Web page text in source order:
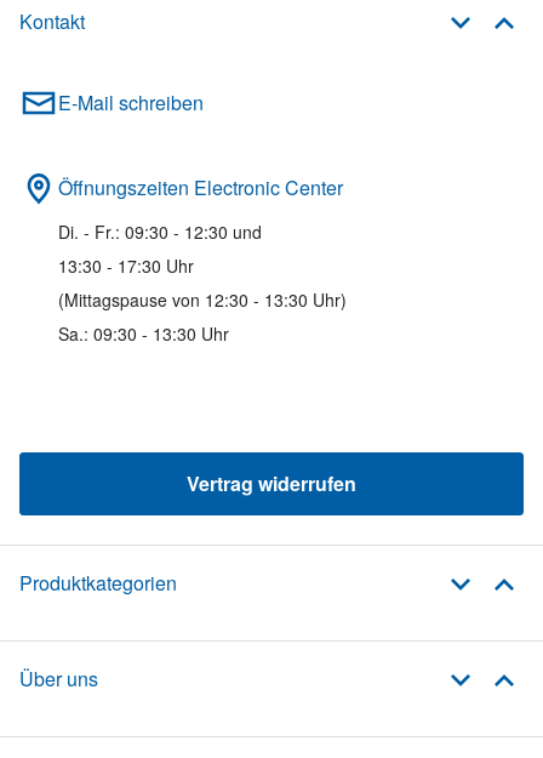
Kontakt
E-Mail schreiben
Öffnungszeiten Electronic Center
Di. - Fr.: 09:30 - 12:30 und
13:30 - 17:30 Uhr
(Mittagspause von 12:30 - 13:30 Uhr)
Sa.: 09:30 - 13:30 Uhr
Vertrag widerrufen
Produktkategorien
Über uns